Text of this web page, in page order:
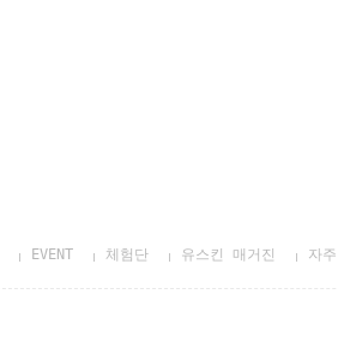
EVENT 체험단 유스킨 매거진 자